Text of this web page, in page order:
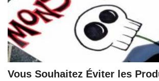
Vous Souhaitez Éviter les